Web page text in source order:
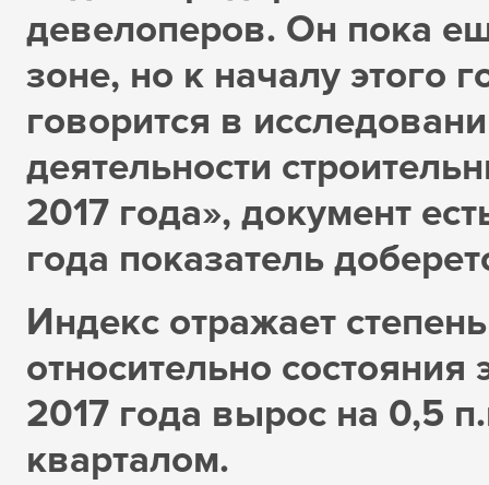
девелоперов. Он пока
зоне, но к началу этого
говорится в
деятельности
2017 года», документ
года показатель
Индекс отражает
относительно
2017 года вырос на 0,5
кварталом.